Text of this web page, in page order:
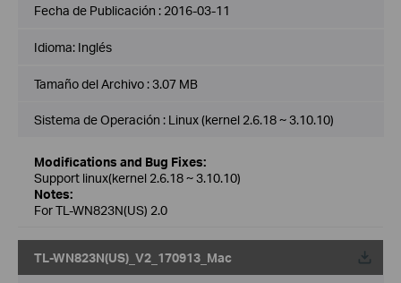
Fecha de Publicación : 2016-03-11
Idioma: Inglés
Tamaño del Archivo :3.07 MB
Sistema de Operación : Linux (kernel 2.6.18 ~ 3.10.10)
Modifications and Bug Fixes:
Support linux(kernel 2.6.18 ~ 3.10.10)
Notes:
For TL-WN823N(US) 2.0
TL-WN823N(US)_V2_170913_Mac